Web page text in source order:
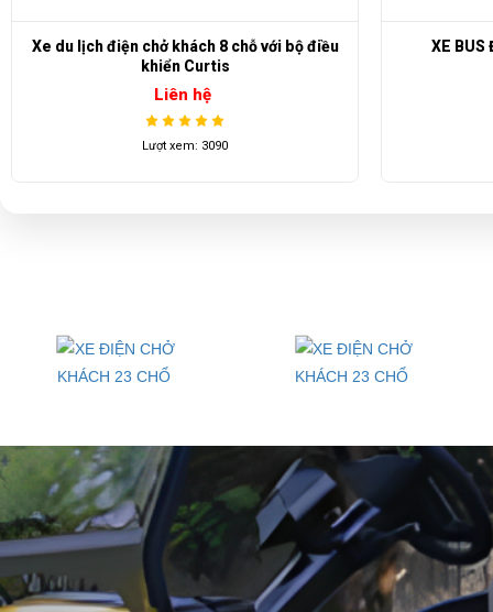
- Giá cả cạnh tranh, thủ tục mua bán nhanh chóng, đơn giản, thuận
- Tư vấn miễn phí, hỗ trợ các thủ tục mua xe, đăng ký, đăng
LIÊN HỆ CÔNG TY:
E-mail: phuhuynhkd@gmail.com
Website:xediendulich.com
Website: phutungxegolf.com
XE BUS ĐIỆN CỔ LVTONG LT A6.FA
Liên hệ
Lượt xem: 3870
XE ĐIỆN